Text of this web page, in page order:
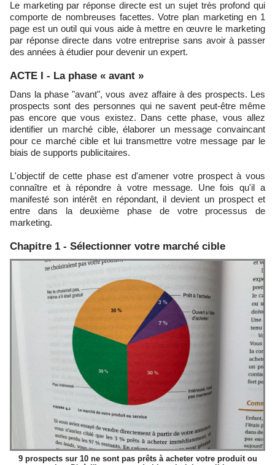
Le marketing par réponse directe est un sujet très profond qui
comporte de nombreuses facettes. Votre plan marketing en 1
page est un outil qui vous aide à mettre en œuvre le marketing
par réponse directe dans votre entreprise sans avoir à passer
des années à étudier pour devenir un expert.
ACTE I - La phase « avant »
Dans la phase "avant", vous avez affaire à des prospects. Les
prospects sont des personnes qui ne savent peut-être même
pas encore que vous existez. Dans cette phase, vous allez
identifier un marché cible, élaborer un message convaincant
pour ce marché cible et lui transmettre votre message par le
biais de supports publicitaires.
L'objectif de cette phase est d'amener votre prospect à vous
connaître et à répondre à votre message. Une fois qu'il a
manifesté son intérêt en répondant, il devient un prospect et
entre dans la deuxième phase de votre processus de
marketing.
Chapitre 1 - Sélectionner votre marché cible
9 prospects sur 10 ne sont pas prêts à acheter votre produit ou